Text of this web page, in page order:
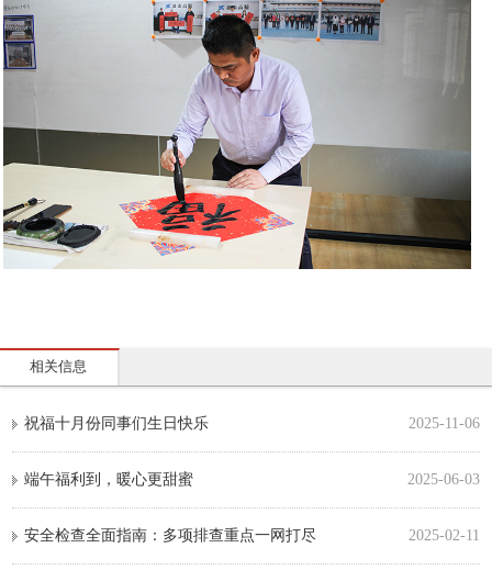
相关信息
祝福十月份同事们生日快乐 2025-11-06
端午福利到，暖心更甜蜜 2025-06-03
安全检查全面指南：多项排查重点一网打尽 2025-02-11